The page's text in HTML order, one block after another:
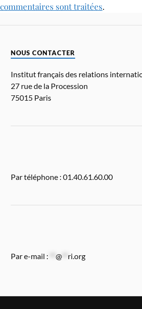
commentaires sont traitées.
NOUS CONTACTER
Institut français des relations
27 rue de la Procession
75015 Paris
Par téléphone : 01.40.61.60.00
Par e-mail : **@ ri.org